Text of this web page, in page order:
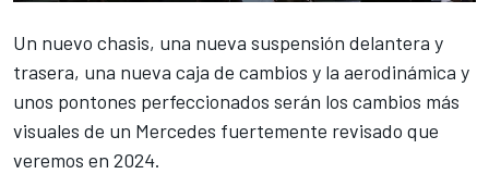
Un nuevo chasis, una nueva suspensión delantera y
trasera, una nueva caja de cambios y la aerodinámica y
unos pontones perfeccionados serán los cambios más
visuales de un Mercedes fuertemente revisado que
veremos en 2024.